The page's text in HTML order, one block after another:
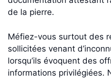
de la pierre.
Méfiez-vous surtout des
sollicitées venant
lorsqu’ils évoquent des
informations privilégiées.